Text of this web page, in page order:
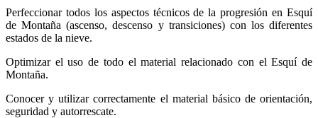
Perfeccionar todos los aspectos técnicos de la progresión en Esquí
de Montaña (ascenso, descenso y transiciones) con los diferentes
estados de la nieve.
Optimizar el uso de todo el material relacionado con el Esquí de
Montaña.
Conocer y utilizar correctamente el material básico de orientación,
seguridad y autorrescate.